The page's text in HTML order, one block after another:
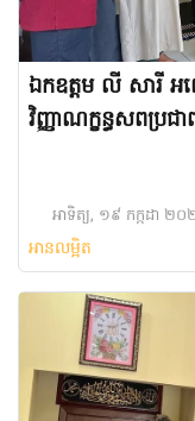
ឯកឧត្តម លី សារី
វិញ្ញាណក្ខន្ធសពប្រជ
អាទិត្យ, ១៩ កក្កដា ២០
អានលម្អិត